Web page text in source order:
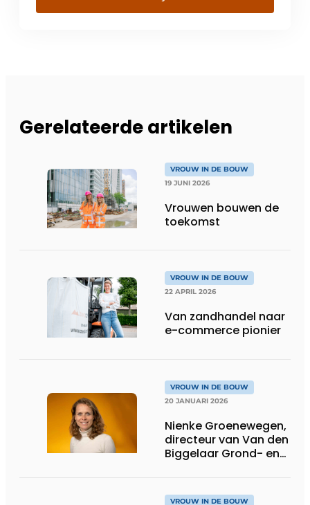
Gerelateerde artikelen
VROUW IN DE BOUW
19 JUNI 2026
Vrouwen bouwen de
toekomst
VROUW IN DE BOUW
22 APRIL 2026
Van zandhandel naar
e-commerce pionier
VROUW IN DE BOUW
20 JANUARI 2026
Nienke Groenewegen,
directeur van Van den
Biggelaar Grond- en
VROUW IN DE BOUW